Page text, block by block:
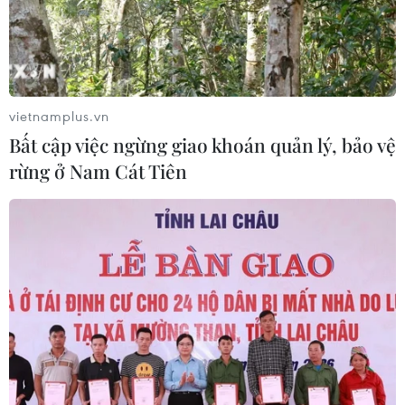
Thường trực Ban Bí thư Trần
Cẩm Tú tiếp Đại sứ Singapore tại Việt
Nam
05/08/2026 07:45
Chủ tịch Quốc hội kiêm Chủ tịch Hạ
viện Vương quốc Thái Lan bắt đầu
Làm sâu sắc hơn quan hệ Đối tác
chiến lược toàn diện Việt Nam-Thái
Lan
05/08/2026 03:22
vietnamplus.vn
Bất cập việc ngừng giao khoán quản lý, bảo vệ
rừng ở Nam Cát Tiên